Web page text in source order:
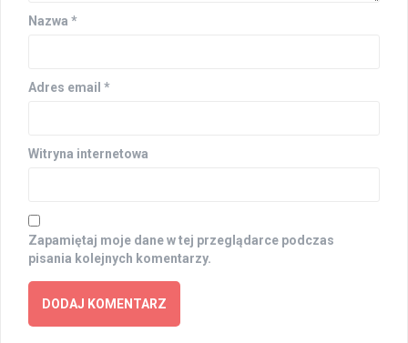
Nazwa *
Adres email *
Witryna internetowa
Zapamiętaj moje dane w tej przeglądarce podczas
pisania kolejnych komentarzy.